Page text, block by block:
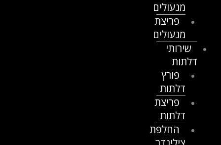
מנעולים
פריצת
מנעולים
שירותי
דלתות
פורץ
דלתות
פריצת
דלתות
החלפת